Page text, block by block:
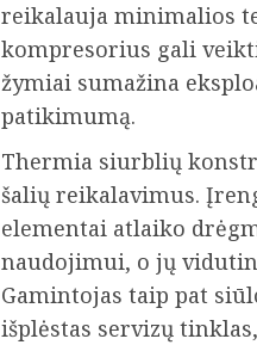
reikalauja minimalios
kompresorius gali
žymiai sumažina
patikimumą.
Thermia siurblių
šalių reikalavimus.
elementai atlaiko
naudojimui, o jų
Gamintojas taip pat
išplėstas servizų